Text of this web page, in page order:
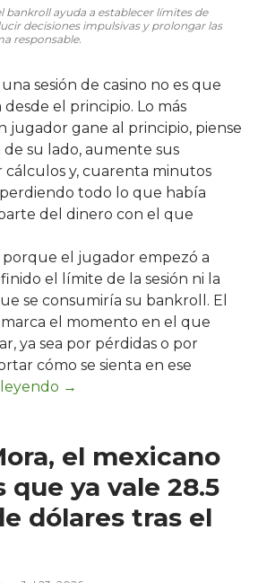
bankroll ayuda a establecer límites de
decisiones impulsivas y prolongar las
responsable.
sesión de casino no es que
el principio. Lo más
jugador gane al principio, piense
su lado, aumente sus
cálculos y, cuarenta minutos
todo lo que había
del dinero con el que
porque el jugador empezó a
el límite de la sesión ni la
se consumiría su bankroll. El
marca el momento en el que
ya sea por pérdidas o por
cómo se sienta en ese
el mexicano
que ya vale 28.5
dólares tras el